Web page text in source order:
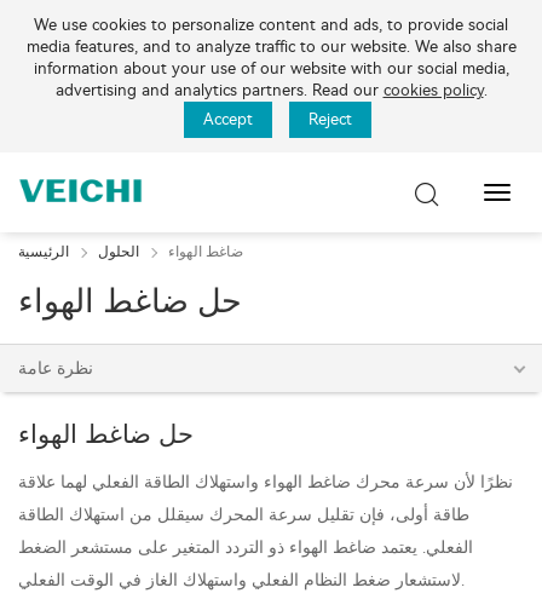
We use cookies to personalize content and ads, to provide social
media features, and to analyze traffic to our website. We also share
information about your use of our website with our social media,
advertising and analytics partners. Read our cookies policy.
Accept
Reject
تبديل
الرئيسية الحلول ضاغط الهواء
حل ضاغط الهواء
نظرة عامة
حل ضاغط الهواء
نظرًا لأن سرعة محرك ضاغط الهواء واستهلاك الطاقة الفعلي لهما علاقة
طاقة أولى، فإن تقليل سرعة المحرك سيقلل من استهلاك الطاقة
الفعلي. يعتمد ضاغط الهواء ذو ​​التردد المتغير على مستشعر الضغط
لاستشعار ضغط النظام الفعلي واستهلاك الغاز في الوقت الفعلي.